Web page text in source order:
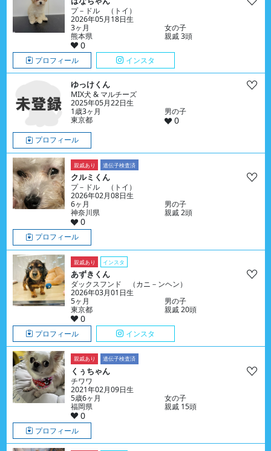
プ－ドル （トイ）
2026年05月18日生
3ヶ月
女の子
熊本県
親戚 3頭
0
プロフィール インスタ
ゆっけくん
MIX犬 & マルチーズ
2025年05月22日生
1歳3ヶ月
男の子
東京都
0
プロフィール
親戚あり 遺伝子検査済
クルミくん
プ－ドル （トイ）
2026年02月08日生
6ヶ月
男の子
神奈川県
親戚 2頭
0
プロフィール
親戚あり インスタ
あずきくん
ダックスフンド （カニ－ンヘン）
2026年03月01日生
5ヶ月
男の子
東京都
親戚 20頭
0
プロフィール インスタ
親戚あり 遺伝子検査済
くぅちゃん
チワワ
2021年02月09日生
5歳6ヶ月
女の子
福岡県
親戚 15頭
0
プロフィール